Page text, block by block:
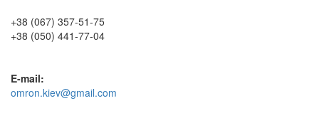
+38 (067) 357-51-75
+38 (050) 441-77-04
E-mail:
omron.kiev@gmail.com